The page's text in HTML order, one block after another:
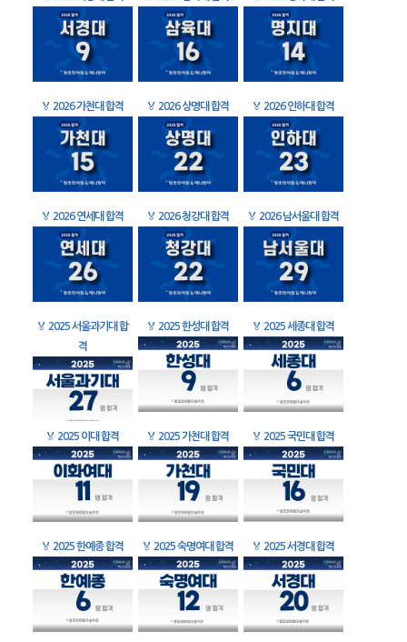
🏅 2026 가천대 합격 🏅 2026 상명대 합격 🏅 2026 인하대 합격
🏅 2026 연세대 합격 🏅 2026 청강대 합격 🏅 2026 남서울대 합격
🏅 2025 서울과기대 합
격
🏅 2025 한성대 합격 🏅 2025 세종대 합격
🏅 2025 이대 합격 🏅 2025 가천대 합격 🏅 2025 국민대 합격
🏅 2025 한예종 합격 🏅 2025 숙명여대 합격 🏅 2025 서경대 합격